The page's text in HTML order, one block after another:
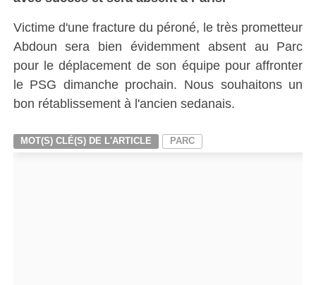
Victime d'une fracture du péroné, le très prometteur
Abdoun sera bien évidemment absent au Parc
pour le déplacement de son équipe pour affronter
le PSG dimanche prochain. Nous souhaitons un
bon rétablissement à l'ancien sedanais.
MOT(S) CLÉ(S) DE L'ARTICLE PARC